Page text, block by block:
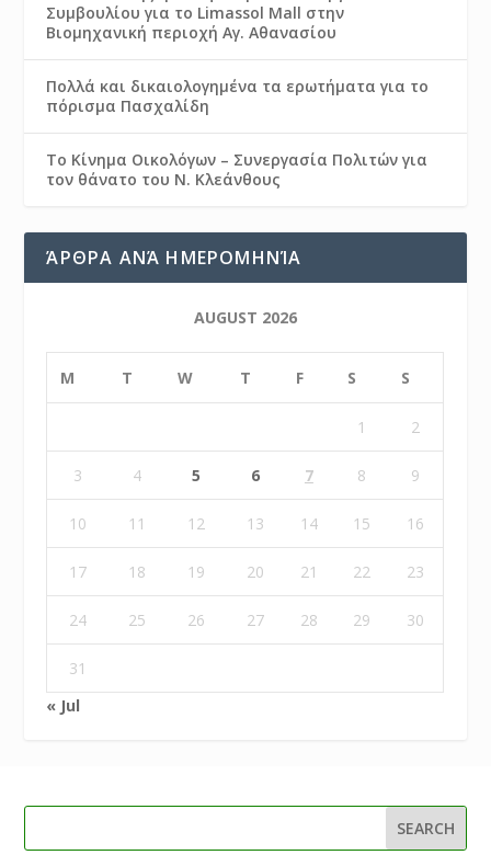
Συμβουλίου για το Limassol Mall στην
Βιομηχανική περιοχή Αγ. Αθανασίου
Πολλά και δικαιολογημένα τα ερωτήματα για το
πόρισμα Πασχαλίδη
Το Κίνημα Οικολόγων – Συνεργασία Πολιτών για
τον θάνατο του Ν. Κλεάνθους
ΆΡΘΡΑ ΑΝΆ ΗΜΕΡΟΜΗΝΊΑ
AUGUST 2026
M T W T F S S
1 2
3 4 5 6 7 8 9
10 11 12 13 14 15 16
17 18 19 20 21 22 23
24 25 26 27 28 29 30
31
« Jul